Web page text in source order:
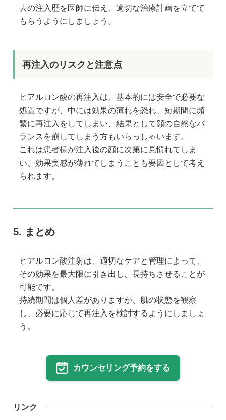
去の注入歴を医師に伝え、適切な治療計画を立てて
もらうようにしましょう。
再注入のリスクと注意点
ヒアルロン酸の再注入は、基本的には安全で必要な
処置ですが、中には効果の薄れを恐れ、短期間に頻
繁に再注入をしてしまい、結果として顔の自然なバ
ランスを崩してしまう方もいらっしゃいます。
これは患者様が注入後の顔に次第に見慣れてしま
い、効果実感が薄れてしまうことも要因として考え
られます。
まとめ
ヒアルロン酸注射は、適切なケアと管理によって、
その効果を最大限に引き出し、長持ちさせることが
可能です。
持続期間は個人差がありますが、肌の状態を観察
し、必要に応じて再注入を検討するようにしましょ
う。
カウンセリング予約をする
リンク